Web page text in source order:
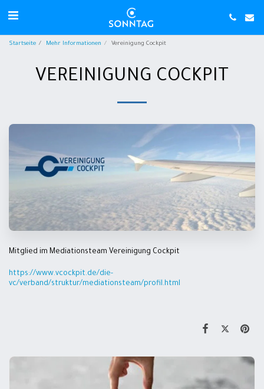
Startseite Mehr Informationen Vereinigung Cockpit
VEREINIGUNG COCKPIT
Mitglied im Mediationsteam Vereinigung Cockpit
https://www.vcockpit.de/die-
vc/verband/struktur/mediationsteam/profil.html